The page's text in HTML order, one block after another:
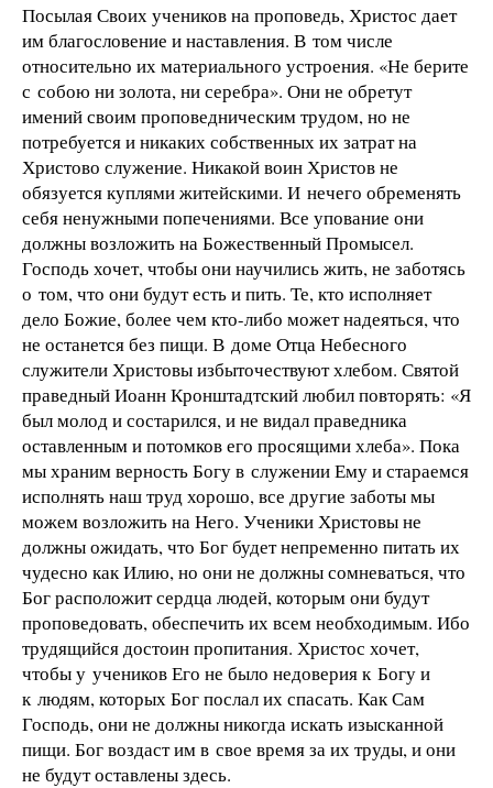
Посылая Своих учеников на проповедь, Христос дает
им благословение и наставления. В том числе
относительно их материального устроения. «Не берите
с собою ни золота, ни серебра». Они не обретут
имений своим проповедническим трудом, но не
потребуется и никаких собственных их затрат на
Христово служение. Никакой воин Христов не
обязуется куплями житейскими. И нечего обременять
себя ненужными попечениями. Все упование они
должны возложить на Божественный Промысел.
Господь хочет, чтобы они научились жить, не заботясь
о том, что они будут есть и пить. Те, кто исполняет
дело Божие, более чем кто-либо может надеяться, что
не останется без пищи. В доме Отца Небесного
служители Христовы избыточествуют хлебом. Святой
праведный Иоанн Кронштадтский любил повторять: «Я
был молод и состарился, и не видал праведника
оставленным и потомков его просящими хлеба». Пока
мы храним верность Богу в служении Ему и стараемся
исполнять наш труд хорошо, все другие заботы мы
можем возложить на Него. Ученики Христовы не
должны ожидать, что Бог будет непременно питать их
чудесно как Илию, но они не должны сомневаться, что
Бог расположит сердца людей, которым они будут
проповедовать, обеспечить их всем необходимым. Ибо
трудящийся достоин пропитания. Христос хочет,
чтобы у учеников Его не было недоверия к Богу и
к людям, которых Бог послал их спасать. Как Сам
Господь, они не должны никогда искать изысканной
пищи. Бог воздаст им в свое время за их труды, и они
не будут оставлены здесь.